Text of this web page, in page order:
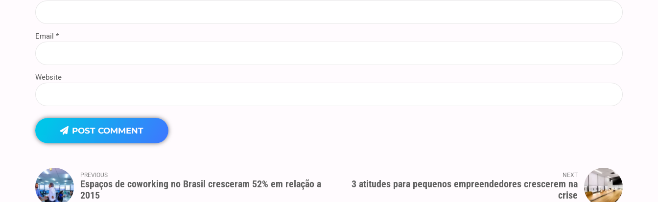
Email *
Website
POST COMMENT
PREVIOUS
Espaços de coworking no Brasil cresceram 52% em relação a
2015
NEXT
3 atitudes para pequenos empreendedores crescerem na
crise